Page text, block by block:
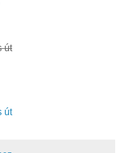
út
út